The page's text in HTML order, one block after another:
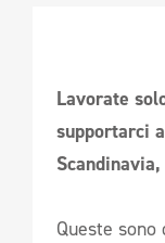
Lavorate
supportarci
Queste